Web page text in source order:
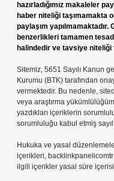
hazırladığımız makaleler
haber niteliği taşımamakta
paylaşım
benzerlikleri tamamen
halindedir ve tavsiye niteliği
Sitemiz, 5651 Sayılı Kanun
Kurumu (BTK) tarafından
vermektedir. Bu nedenle,
veya araştırma
yazdıkları içeriklerin
sorumluluğu kabul etmiş
Hukuka ve yasal
içerikleri,
ilgili içerikler yasal süre